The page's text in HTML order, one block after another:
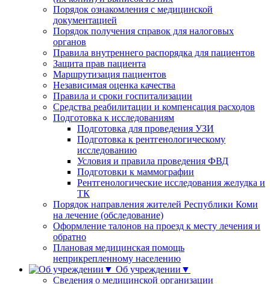
Порядок ознакомления с медицинской
документацией
Порядок получения справок для налоговых
органов
Правила внутреннего распорядка для пациентов
Защита прав пациента
Маршрутизация пациентов
Независимая оценка качества
Правила и сроки госпитализации
Средства реабилитации и компенсация расходов
Подготовка к исследованиям
Подготовка для проведения УЗИ
Подготовка к рентгенологическому
исследованию
Условия и правила проведения ФВД
Подготовки к маммографии
Рентгенологические исследования желудка и
ТК
Порядок направления жителей Республики Коми
на лечение (обследование)
Оформление талонов на проезд к месту лечения и
обратно
Плановая медицинская помощь
неприкрепленному населению
Об учреждении▼
Сведения о медицинской организации